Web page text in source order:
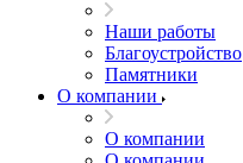
Наши работы
Благоустройство
Памятники
О компании
О компании